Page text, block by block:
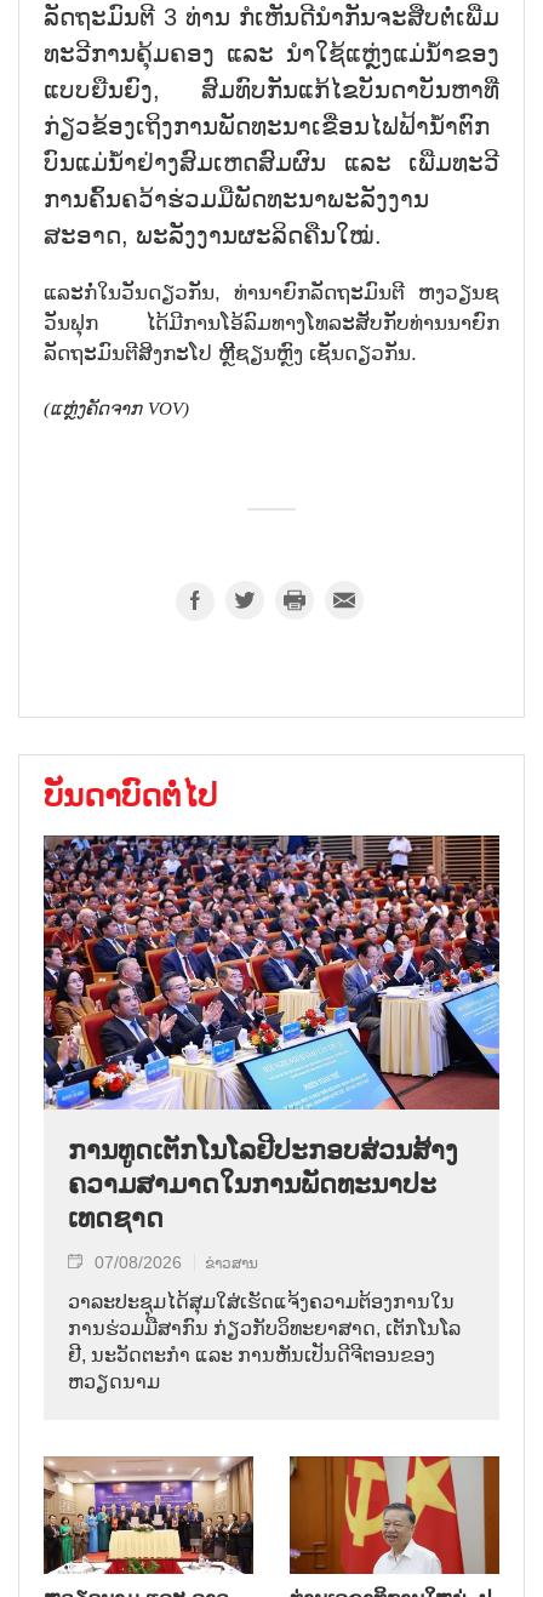
ລັດຖະມົນຕີ 3 ທ່ານ ກໍເຫັນດີນຳກັນຈະສືບຕໍ່ເພີ່ມ
ທະວີການຄຸ້ມຄອງ ແລະ ນຳໃຊ້ແຫຼ່ງແມ່ນ້ຳຂອງ
ແບບຍືນຍົງ, ສົມທົບກັນແກ້ໄຂບັນດາບັນຫາທີ່
ກ່ຽວຂ້ອງເຖິງການພັດທະນາເຂື່ອນໄຟຟ້ານ້ຳຕົກ
ບົນແມ່ນ້ຳຢ່າງສົມເຫດສົມຜົນ ແລະ ເພີ່ມທະວີ
ການຄົ້ນຄວ້າຮ່ວມມືພັດທະນາພະລັງງານ
ສະອາດ, ພະລັງງານຜະລິດຄືນໃໝ່.
ແລະກໍ່ໃນວັນດຽວກັນ, ທ່ານາຍົກລັດຖະມົນຕີ ຫງວຽນຊ
ວັນຟຸກ ໄດ້ມີການໂອ້ລົມທາງໂທລະສັບກັບທ່ານນາຍົກ
ລັດຖະມົນຕີສິງກະໂປ ຫຼີິຊຽນຫຼົງ ເຊັນດຽວກັນ.
(ແຫຼ່ງຄັດຈາກ VOV)
ບັນດາບົດຕໍ່ໄປ
ການ​ທູດ​ເຕັກ​ໂນ​ໂລ​ຢີ​ປະ​ກອບ​ສ່ວນ​ສ້າງ​
ຄວາມ​ສາ​ມາດ​ໃນ​ການ​ພັດ​ທະ​ນາ​ປະ​
ເທດ​ຊາດ
07/08/2026 ຂ່າວສານ
ວາ​ລະ​ປະ​ຊຸມ​ໄດ້​ສຸມ​ໃສ່​ເຮັດ​ແຈ້ງ​ຄວາມ​ຕ້ອງ​ການ​ໃນ​
ການ​ຮ່ວມ​ມື​ສາ​ກົນ ກ່ຽວ​ກັບ​ວິ​ທະ​ຍາ​ສາດ, ເຕັກ​ໂນ​ໂລ​
ຢີ, ນະ​ວັດ​ຕະ​ກຳ ແລະ ການ​ຫັນ​ເປັນ​ດີ​ຈີ​ຕອນ​ຂອງ
ຫວຽດ​ນາມ